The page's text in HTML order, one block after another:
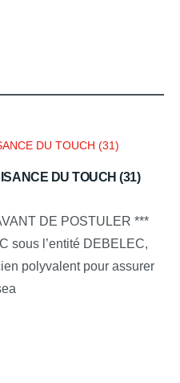
DU TOUCH (31)
DU TOUCH (31)
DE POSTULER ***
sous l’entité DEBELEC,
polyvalent pour assurer